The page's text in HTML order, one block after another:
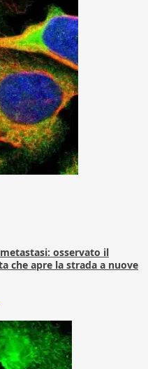
osservato il
che apre la strada a nuove